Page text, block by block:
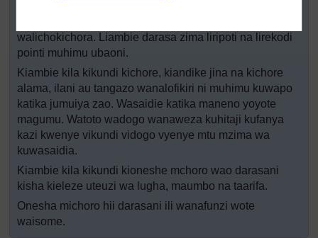
walichokichora. Liambie darasa zima liripoti na lirekodi
pointi muhimu ubaoni.
Kiambie kila kikundi kichore, kiandike jina na kichore
alama, ilani au tangazo wanalofikiri ni muhimu kuwapo
katika jumuiya zao. Wasaidie katika maneno yoyote
magumu. Watoto wadogo wanaweza kuhitaji kufanya
kazi kwenye vikundi vidogo vyenye mtu mzima wa
kuwasaidia.
Kiambie kila kikundi kioneshe mchoro wao darasani
kisha kieleze uteuzi wa lugha, maumbo na taarifa.
Onesha michoro hii darasani ili wanafunzi wote
waisome.